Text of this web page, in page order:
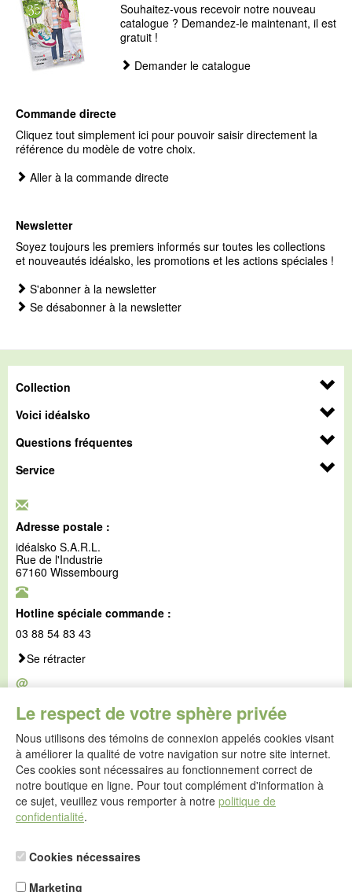
Le respect de votre sphère privée
Nous utilisons des témoins de connexion appelés cookies visant
à améliorer la qualité de votre navigation sur notre site internet.
Ces cookies sont nécessaires au fonctionnement correct de
notre boutique en ligne. Pour tout complément d'information à
ce sujet, veuillez vous remporter à notre politique de
confidentialité.
Cookies nécessaires
Marketing
Souhaitez-vous recevoir notre nouveau
catalogue ? Demandez-le maintenant, il est
gratuit !
Demander le catalogue
Commande directe
Cliquez tout simplement ici pour pouvoir saisir directement la
référence du modèle de votre choix.
Aller à la commande directe
Newsletter
Soyez toujours les premiers informés sur toutes les collections
et nouveautés idéalsko, les promotions et les actions spéciales !
S'abonner à la newsletter
Se désabonner à la newsletter
Collection
Voici idéalsko
Questions fréquentes
Service
Adresse postale :
idéalsko S.A.R.L.
Rue de l'Industrie
67160 Wissembourg
Hotline spéciale commande :
03 88 54 83 43
Se rétracter
@
service@idealsko.fr
@
Formulaire de contact
Aller au formulaire de contact